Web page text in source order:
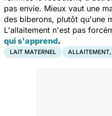
pas envie. Mieux vaut une
des biberons, plutôt qu'une
L'allaitement n'est pas
qui s'apprend.
LAIT MATERNEL ALLAITEMENT,